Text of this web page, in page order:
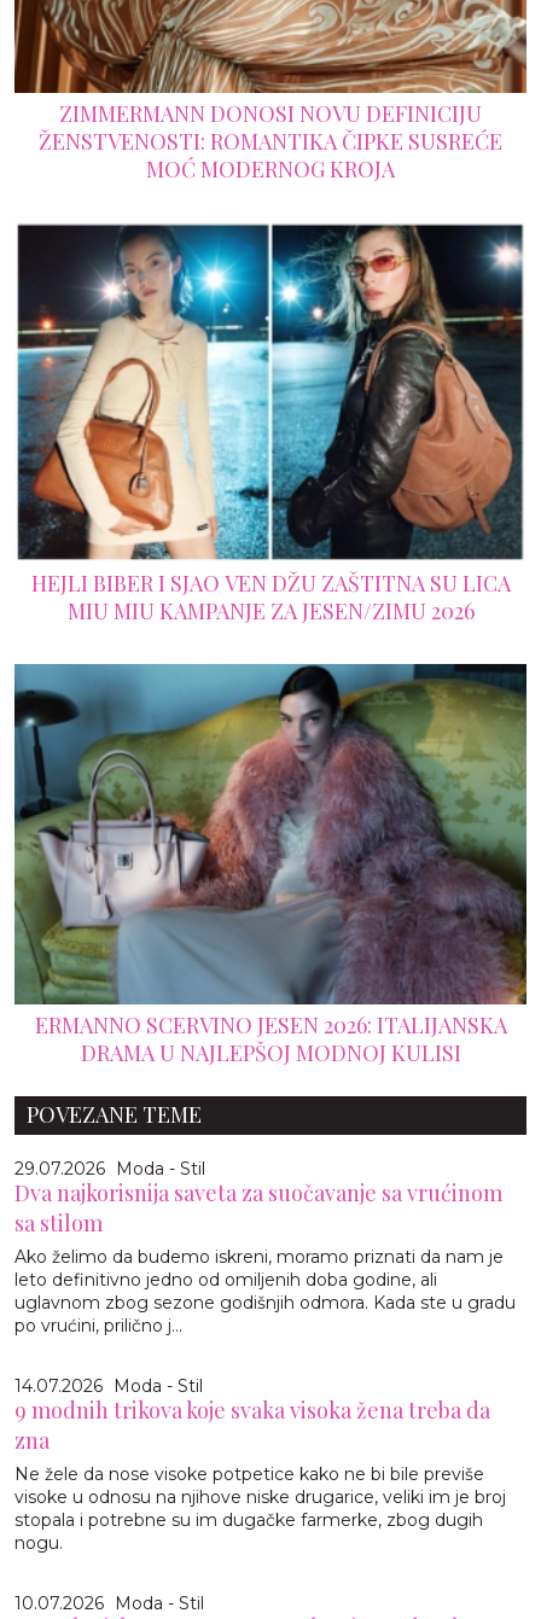
ZIMMERMANN DONOSI NOVU DEFINICIJU
ŽENSTVENOSTI: ROMANTIKA ČIPKE SUSREĆE
MOĆ MODERNOG KROJA
HEJLI BIBER I SJAO VEN DŽU ZAŠTITNA SU LICA
MIU MIU KAMPANJE ZA JESEN/ZIMU 2026
ERMANNO SCERVINO JESEN 2026: ITALIJANSKA
DRAMA U NAJLEPŠOJ MODNOJ KULISI
POVEZANE TEME
29.07.2026 Moda - Stil
Dva najkorisnija saveta za suočavanje sa vrućinom
sa stilom
Ako želimo da budemo iskreni, moramo priznati da nam je
leto definitivno jedno od omiljenih doba godine, ali
uglavnom zbog sezone godišnjih odmora. Kada ste u gradu
po vrućini, prilično j...
14.07.2026 Moda - Stil
9 modnih trikova koje svaka visoka žena treba da
zna
Ne žele da nose visoke potpetice kako ne bi bile previše
visoke u odnosu na njihove niske drugarice, veliki im je broj
stopala i potrebne su im dugačke farmerke, zbog dugih
nogu.
10.07.2026 Moda - Stil